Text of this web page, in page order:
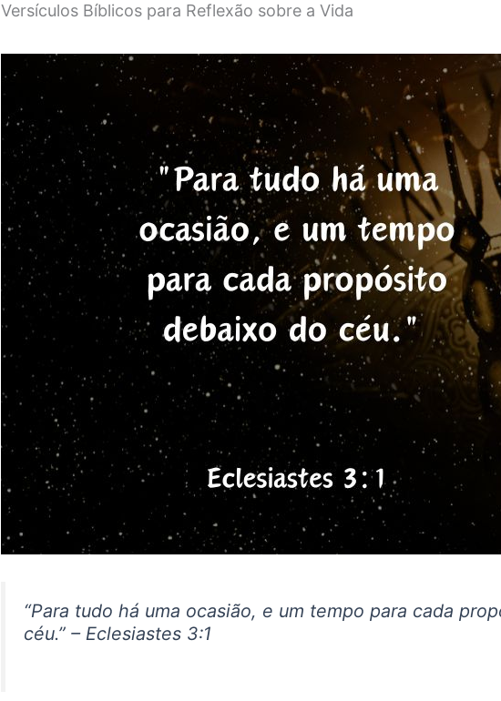
Versículos Bíblicos para Reflexão sobre a Vida
“Para tudo há uma ocasião, e um tempo para cada
céu.” – Eclesiastes 3:1